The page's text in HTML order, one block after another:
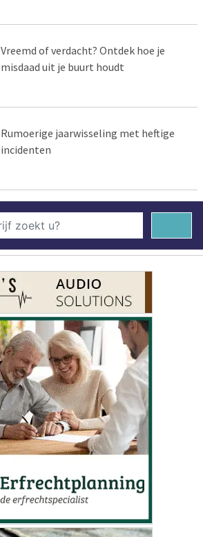
Vreemd of verdacht? Ontdek hoe je
misdaad uit je buurt houdt
Rumoerige jaarwisseling met heftige
incidenten